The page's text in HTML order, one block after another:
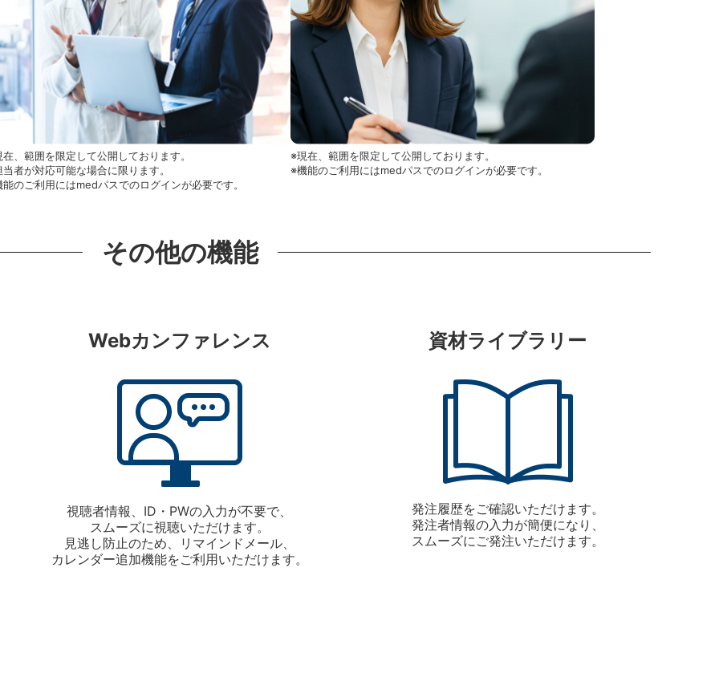
、範囲を限定して公開しております。
者が対応可能な場合に限ります。
能のご利用にはmedパスでのログインが必要です。
※現在、範囲を限定して公開しております。
※機能のご利用にはmedパスでのログインが必要です。
その他の機能
Webカンファレンス
視聴者情報、ID・PWの入力が不要で、
スムーズに視聴いただけます。
見逃し防止のため、リマインドメール、
カレンダー追加機能をご利用いただけます。
資材ライブラリー
発注履歴をご確認いただけます。
発注者情報の入力が簡便になり、
スムーズにご発注いただけます。